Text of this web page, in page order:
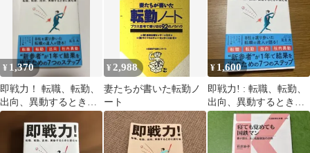
¥ 1,370
即戦力！ 転職、転勤、
出向、異動するときに
読む本
¥ 2,988
妻たちが書いた転勤ノ
ート
¥ 1,600
即戦力! : 転職、転勤、
出向、異動するときに
読む本